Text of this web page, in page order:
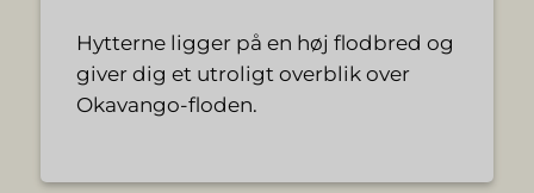
Hytterne ligger på en høj flodbred og
giver dig et utroligt overblik over
Okavango-floden.